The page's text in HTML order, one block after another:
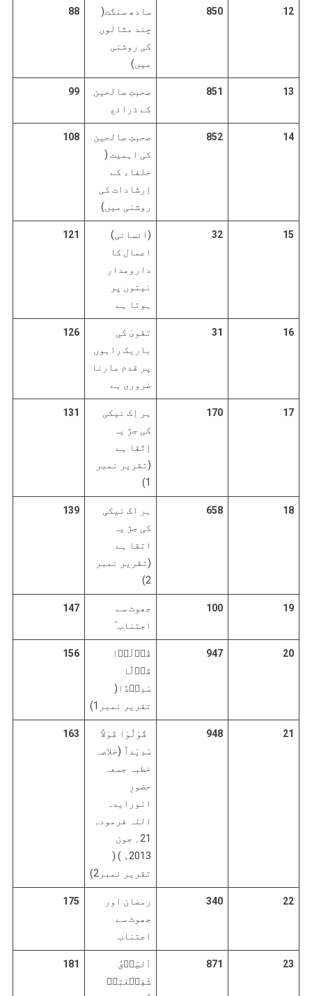
12
850
سادھ سنگت(
چند مثالوں
کی روشنی
میں)
88
13
851
صحبتِ صالحین
کے ذرائع
99
14
852
صحبتِ صالحین
کی اہمیت (
خلفاء کے
اِرشادات کی
روشنی میں)
108
15
32
(انسانی)
اعمال کا
دارومدار
نیتوں پر
ہوتا ہے
121
16
31
تقویٰ کی
باریک راہوں
پر قدم مارنا
ضروری ہے
126
17
170
ہر اِک نیکی
کی جڑ یہ
اِتّقا ہے
(تقریر نمبر
1)
131
18
658
ہر اک نیکی
کی جڑ یہ
اتقا ہے
(تقریر نمبر
2)
139
19
100
جھوٹ سے
اجتناب`
147
20
947
قُوۡلُوۡا
قَوۡلًا
سَدِیۡدًا(
تقریر نمبر1)
156
21
948
قُوْلُوْا قَوْلاً
سَدِیْداً (خلاصہ
خطبہ جمعہ
حضورِ
انورایدہ
اللہ فرمودہ
21؍ جون
2013ء ) (
تقریر نمبر2)
163
22
340
رمضان اور
جھوٹ سے
اجتناب
175
23
871
اَلصِّدۡقُ
شَفِیۡعَتِیۡ
181